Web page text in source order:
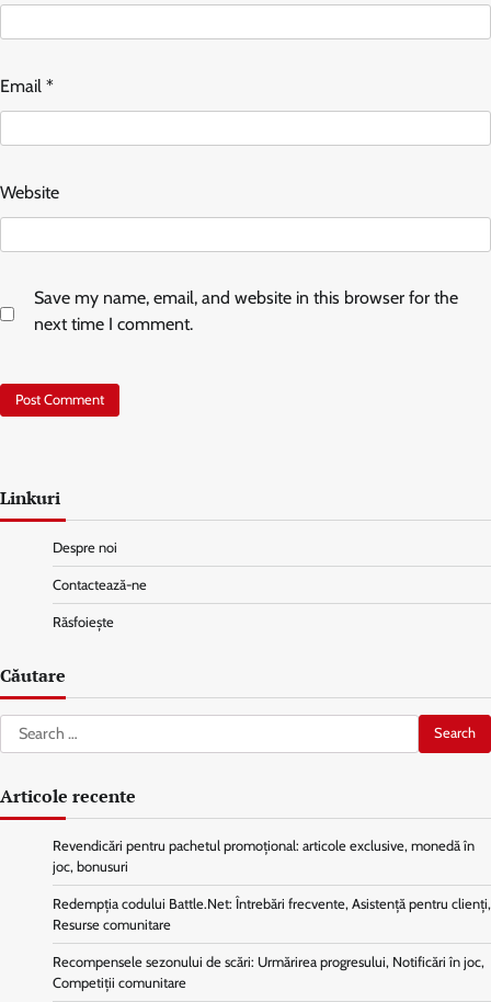
Email *
Website
Save my name, email, and website in this browser for the
next time I comment.
Linkuri
Despre noi
Contactează-ne
Răsfoiește
Căutare
Search
for:
Articole recente
Revendicări pentru pachetul promoțional: articole exclusive, monedă în
joc, bonusuri
Redempția codului Battle.Net: Întrebări frecvente, Asistență pentru clienți,
Resurse comunitare
Recompensele sezonului de scări: Urmărirea progresului, Notificări în joc,
Competiții comunitare